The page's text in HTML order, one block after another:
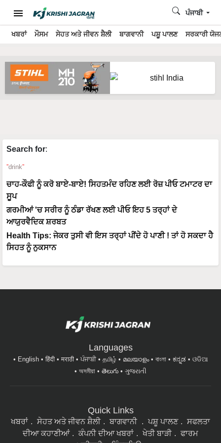
ਖਬਰਾਂ ਮੌਸਮ ਸੇਹਤ ਅਤੇ ਜੀਵਨ ਸ਼ੈਲੀ ਬਾਗਵਾਨੀ ਪਸ਼ੂ ਪਾਲਣ ਸਰਕਾਰੀ
ਪੰਜਾਬੀ
Search for:
drink
ਚਾਹ-ਕੌਫੀ ਨੂੰ ਕਰੋ ਬਾਏ-ਬਾਏ! ਸਿਹਤਮੰਦ ਰਹਿਣ ਲਈ ਰੋਜ਼ ਪੀਓ ਟਮਾਟਰ ਦਾ
ਸੂਪ
ਗਰਮੀਆਂ 'ਚ ਸਰੀਰ ਨੂੰ ਠੰਡਾ ਰੱਖਣ ਲਈ ਪੀਓ ਇਹ 5 ਤਰ੍ਹਾਂ ਦੇ
ਆਯੁਰਵੈਦਿਕ ਸ਼ਰਬਤ
Health Tips: ਜੇਕਰ ਤੁਸੀ ਵੀ ਇਸ ਤਰ੍ਹਾਂ ਪੀਂਦੇ ਹੋ ਪਾਣੀ ! ਤਾਂ ਹੋ ਸਕਦਾ ਹੈ
ਸਿਹਤ ਨੂੰ ਨੁਕਸਾਨ
Languages
English हिंदी मराठी ਪੰਜਾਬੀ தமிழ் മലയാളം বাংলা ಕನ್ನಡ
ଓଡିଆ
অসমীয়া
తెలుగు ગુજરાતી
Quick Links
ਖਬਰਾਂ ਸੇਹਤ ਅਤੇ ਜੀਵਨ ਸ਼ੈਲੀ ਬਾਗਵਾਨੀ ਪਸ਼ੂ ਪਾਲਣ
ਸਫਲਤਾ
ਦੀਆ ਕਹਾਣੀਆਂ
ਕੰਪਨੀ ਦੀਆ ਖਬਰਾਂ ਖੇਤੀ ਬਾੜੀ
ਫਾਰਮ